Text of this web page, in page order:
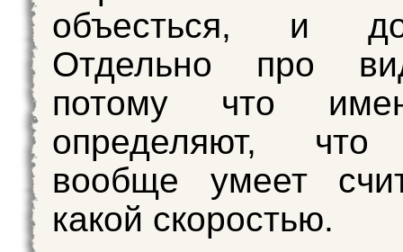
объесться, и
Отдельно про
потому что
определяют, что
вообще умеет
какой скоростью.